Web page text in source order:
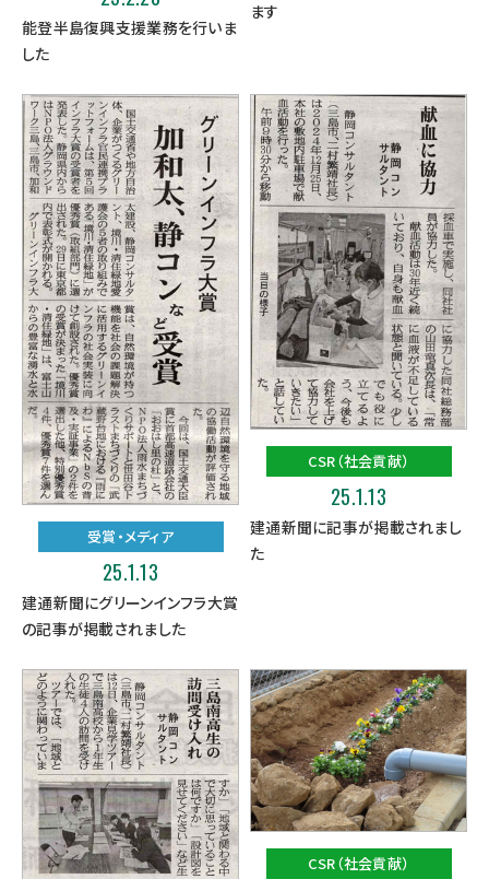
能登半島復興支援業務を行いま
した
ます
受賞・メディア
25.1.13
建通新聞にグリーンインフラ大賞
の記事が掲載されました
CSR（社会貢献）
25.1.13
建通新聞に記事が掲載されまし
た
CSR（社会貢献）